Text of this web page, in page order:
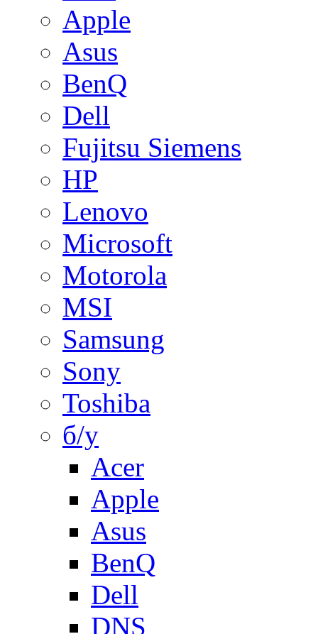
Apple
Asus
BenQ
Dell
Fujitsu Siemens
HP
Lenovo
Microsoft
Motorola
MSI
Samsung
Sony
Toshiba
б/у
Acer
Apple
Asus
BenQ
Dell
DNS